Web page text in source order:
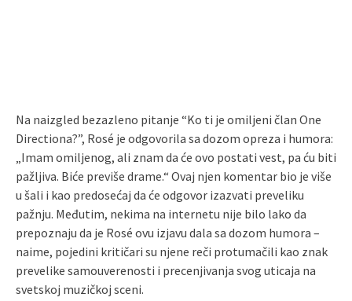
Na naizgled bezazleno pitanje “Ko ti je omiljeni član One
Directiona?”, Rosé je odgovorila sa dozom opreza i humora:
„Imam omiljenog, ali znam da će ovo postati vest, pa ću biti
pažljiva. Biće previše drame.“ Ovaj njen komentar bio je više
u šali i kao predosećaj da će odgovor izazvati preveliku
pažnju. Međutim, nekima na internetu nije bilo lako da
prepoznaju da je Rosé ovu izjavu dala sa dozom humora –
naime, pojedini kritičari su njene reči protumačili kao znak
prevelike samouverenosti i precenjivanja svog uticaja na
svetskoj muzičkoj sceni.